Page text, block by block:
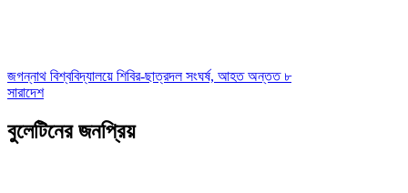
জগন্নাথ বিশ্ববিদ্যালয়ে শিবির-ছাত্রদল সংঘর্ষ, আহত অন্তত ৮
সারাদেশ
বুলেটিনের জনপ্রিয়